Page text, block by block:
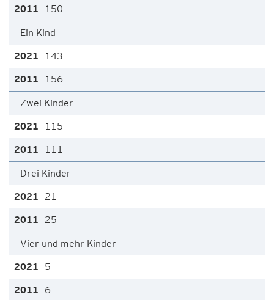
150
Ein Kind
143
156
Zwei Kinder
115
111
Drei Kinder
21
25
Vier und mehr Kinder
5
6